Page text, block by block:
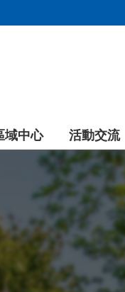
域中心 活動交流